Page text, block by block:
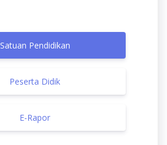
Satuan Pendidikan
Peserta Didik
E-Rapor